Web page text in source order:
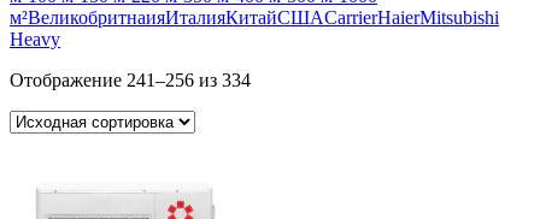
м²ВеликобритнаияИталияКитайСШАCarrierHaierMitsubishi
Heavy
Отображение 241–256 из 334